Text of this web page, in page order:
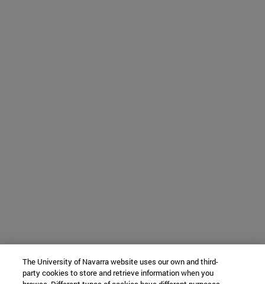
The University of Navarra website uses our own and third-
party cookies to store and retrieve information when you